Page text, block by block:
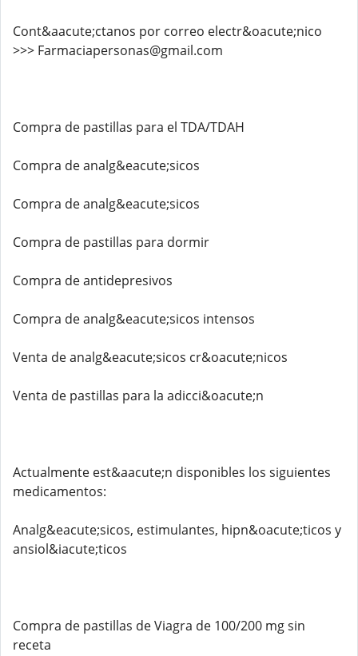
Cont&aacute;ctanos por correo electr&oacute;nico
>>> Farmaciapersonas@gmail.com
Compra de pastillas para el TDA/TDAH
Compra de analg&eacute;sicos
Compra de analg&eacute;sicos
Compra de pastillas para dormir
Compra de antidepresivos
Compra de analg&eacute;sicos intensos
Venta de analg&eacute;sicos cr&oacute;nicos
Venta de pastillas para la adicci&oacute;n
Actualmente est&aacute;n disponibles los siguientes
medicamentos:
Analg&eacute;sicos, estimulantes, hipn&oacute;ticos y
ansiol&iacute;ticos
Compra de pastillas de Viagra de 100/200 mg sin
receta